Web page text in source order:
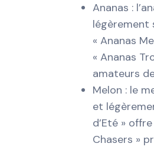
Ananas :
légèrement
« Ananas
« Ananas
amateurs
Melon : le
et
d’Eté »
Chasers »